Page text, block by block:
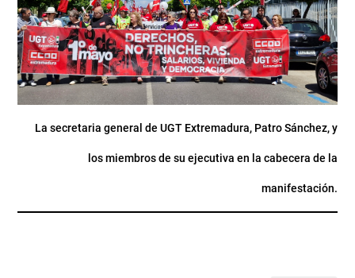
La secretaria general de UGT Extremadura, Patro Sánchez, y
los miembros de su ejecutiva en la cabecera de la
manifestación.